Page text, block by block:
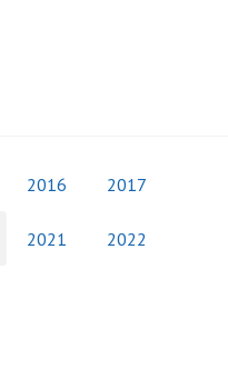
2016 2017
2021 2022